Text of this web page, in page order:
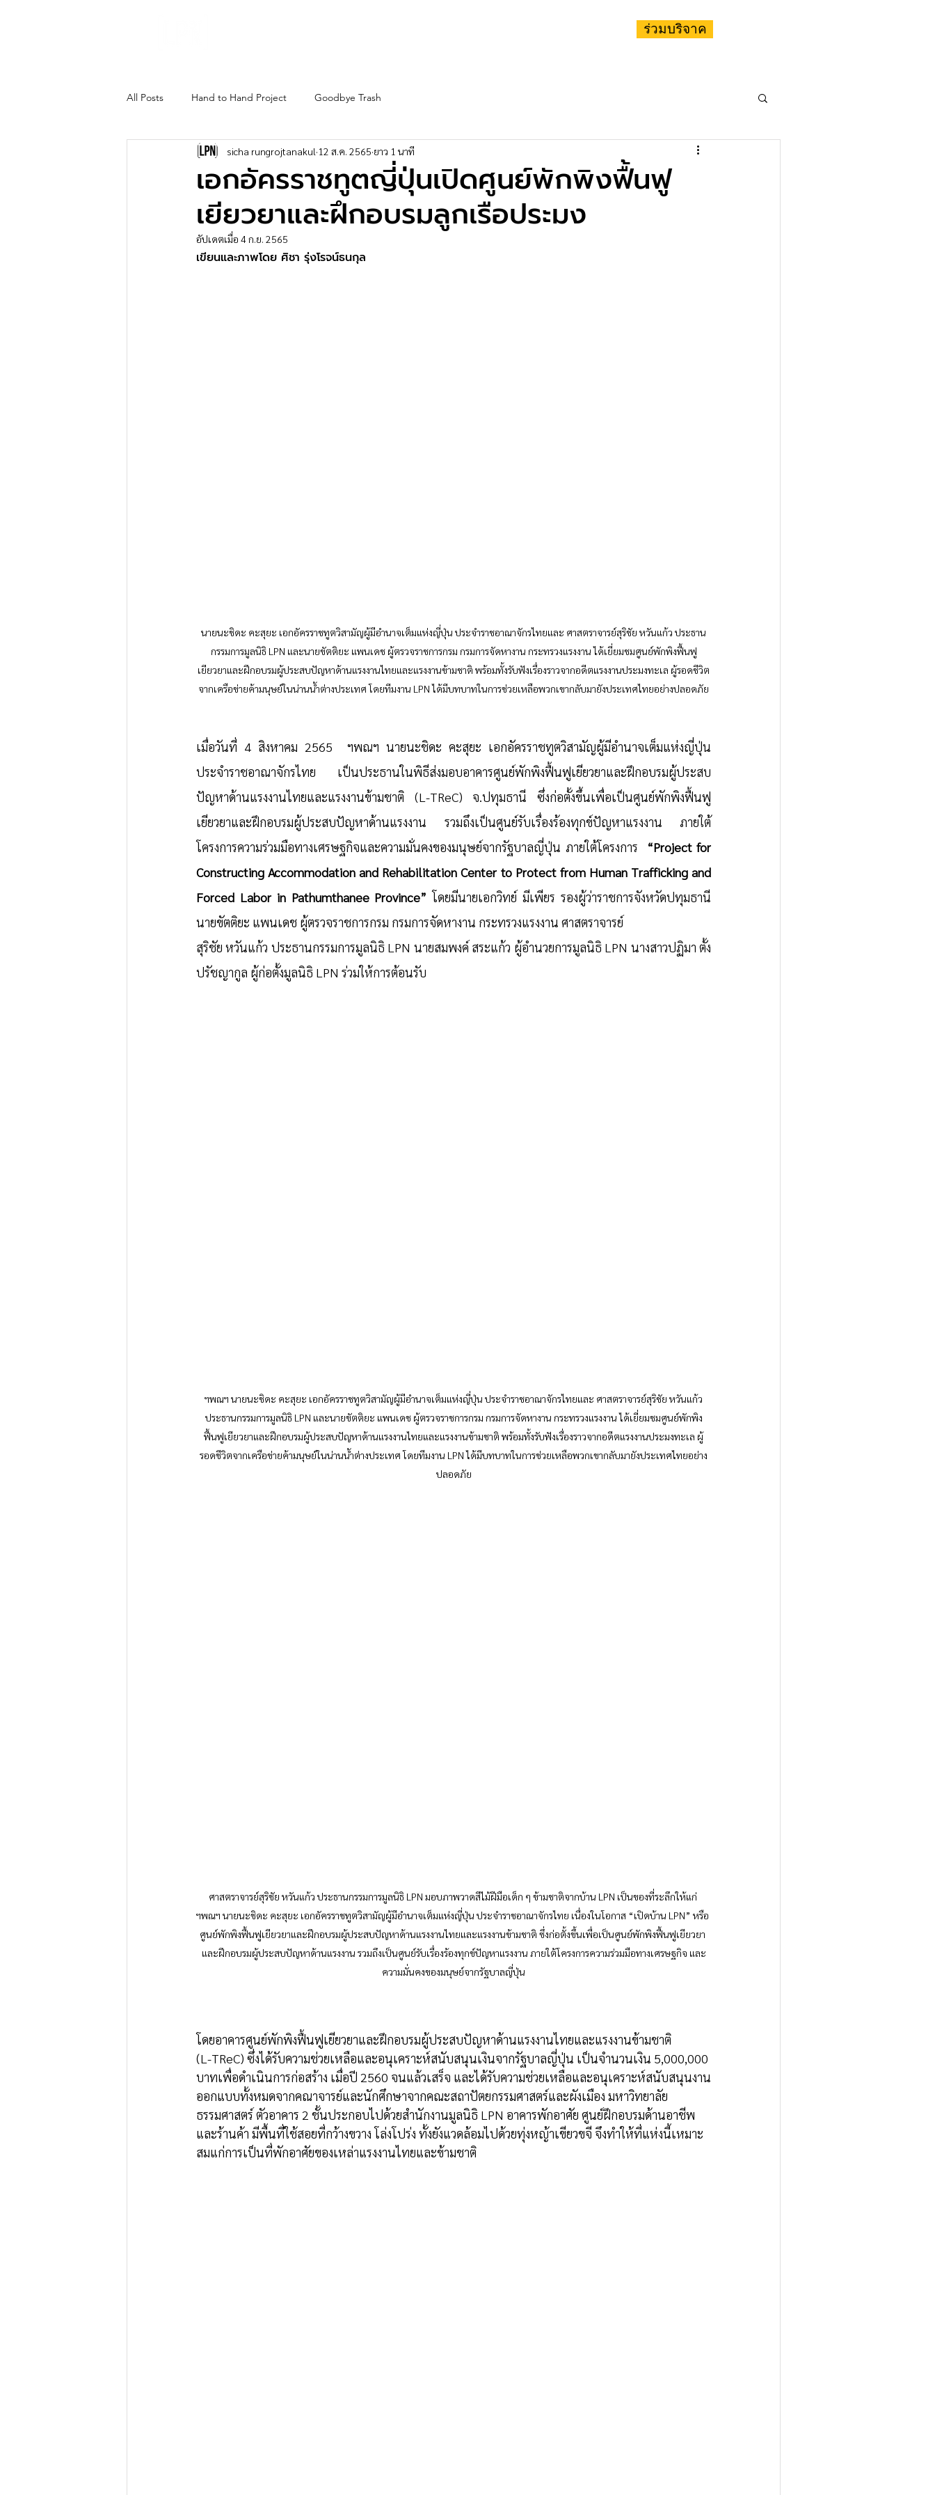
ร่วมบริจาค
All Posts Hand to Hand Project Goodbye Trash
เอกอัครราชทูตญี่ปุ่นเปิดศูนย์พักพิงฟื้นฟู
เยียวยาและฝึกอบรมลูกเรือประมง
sicha rungrojtanakul 12 ส.ค. 2565 ยาว 1 นาที
อัปเดตเมื่อ 4 ก.ย. 2565
เขียนและภาพโดย ศิชา รุ่งโรจน์ธนกุล
นายนะชิดะ คะสุยะ เอกอัครราชทูตวิสามัญผู้มีอำนาจเต็มแห่งญี่ปุ่น ประจำราชอาณาจักรไทยและ ศาสตราจารย์สุริชัย หวันแก้ว ประธาน
กรรมการมูลนิธิ LPN และนายขัตติยะ แพนเดช ผู้ตรวจราชการกรม กรมการจัดหางาน กระทรวงแรงงาน ได้เยี่ยมชมศูนย์พักพิงฟื้นฟู
เยียวยาและฝึกอบรมผู้ประสบปัญหาด้านแรงงานไทยและแรงงานข้ามชาติ พร้อมทั้งรับฟังเรื่องราวจากอดีตแรงงานประมงทะเล ผู้รอดชีวิต
จากเครือข่ายค้ามนุษย์ในน่านน้ำต่างประเทศ โดยทีมงาน LPN ได้มีบทบาทในการช่วยเหลือพวกเขากลับมายังประเทศไทยอย่างปลอดภัย
เมื่อวันที่ 4 สิงหาคม 2565  ฯพณฯ นายนะชิดะ คะสุยะ เอกอัครราชทูตวิสามัญผู้มีอำนาจเต็มแห่งญี่ปุ่น
ประจำราชอาณาจักรไทย เป็นประธานในพิธีส่งมอบอาคารศูนย์พักพิงฟื้นฟูเยียวยาและฝึกอบรมผู้ประสบ
ปัญหาด้านแรงงานไทยและแรงงานข้ามชาติ (L-TReC) จ.ปทุมธานี ซึ่งก่อตั้งขึ้นเพื่อเป็นศูนย์พักพิงฟื้นฟู
เยียวยาและฝึกอบรมผู้ประสบปัญหาด้านแรงงาน รวมถึงเป็นศูนย์รับเรื่องร้องทุกข์ปัญหาแรงงาน ภายใต้
โครงการความร่วมมือทางเศรษฐกิจและความมั่นคงของมนุษย์จากรัฐบาลญี่ปุ่น ภายใต้โครงการ
“Project for
Constructing Accommodation and Rehabilitation Center to Protect from Human Trafficking and
Forced Labor in Pathumthanee Province” โดยมีนายเอกวิทย์ มีเพียร รองผู้ว่าราชการจังหวัดปทุมธานี
นายขัตติยะ แพนเดช ผู้ตรวจราชการกรม กรมการจัดหางาน กระทรวงแรงงาน ศาสตราจารย์
สุริชัย หวันแก้ว ประธานกรรมการมูลนิธิ LPN นายสมพงค์ สระแก้ว ผู้อำนวยการมูลนิธิ LPN นางสาวปฏิมา ตั้ง
ปรัชญากูล ผู้ก่อตั้งมูลนิธิ LPN ร่วมให้การต้อนรับ
ประธานกรรมการมูลนิธิ LPN และนายขัตติยะ แพนเดช ผู้ตรวจราชการกรม กรมการจัดหางาน กระทรวงแรงงาน ได้เยี่ยมชมศูนย์พักพิง
ฟื้นฟูเยียวยาและฝึกอบรมผู้ประสบปัญหาด้านแรงงานไทยและแรงงานข้ามชาติ พร้อมทั้งรับฟังเรื่องราวจากอดีตแรงงานประมงทะเล ผู้
รอดชีวิตจากเครือข่ายค้ามนุษย์ในน่านน้ำต่างประเทศ โดยทีมงาน LPN ได้มีบทบาทในการช่วยเหลือพวกเขากลับมายังประเทศไทยอย่าง
ปลอดภัย
ศาสตราจารย์สุริชัย หวันแก้ว ประธานกรรมการมูลนิธิ LPN มอบภาพวาดสีไม้ฝีมือเด็ก ๆ ข้ามชาติจากบ้าน LPN เป็นของที่ระลึกให้แก่
ฯพณฯ นายนะชิดะ คะสุยะ เอกอัครราชทูตวิสามัญผู้มีอำนาจเต็มแห่งญี่ปุ่น ประจำราชอาณาจักรไทย เนื่องในโอกาส “เปิดบ้าน LPN” หรือ
ศูนย์พักพิงฟื้นฟูเยียวยาและฝึกอบรมผู้ประสบปัญหาด้านแรงงานไทยและแรงงานข้ามชาติ ซึ่งก่อตั้งขึ้นเพื่อเป็นศูนย์พักพิงฟื้นฟูเยียวยา
และฝึกอบรมผู้ประสบปัญหาด้านแรงงาน รวมถึงเป็นศูนย์รับเรื่องร้องทุกข์ปัญหาแรงงาน ภายใต้โครงการความร่วมมือทางเศรษฐกิจ และ
ความมั่นคงของมนุษย์จากรัฐบาลญี่ปุ่น
โดยอาคารศูนย์พักพิงฟื้นฟูเยียวยาและฝึกอบรมผู้ประสบปัญหาด้านแรงงานไทยและแรงงานข้ามชาติ
(L-TReC) ซึ่งได้รับความช่วยเหลือและอนุเคราะห์สนับสนุนเงินจากรัฐบาลญี่ปุ่น เป็นจำนวนเงิน 5,000,000
บาทเพื่อดำเนินการก่อสร้าง เมื่อปี 2560 จนแล้วเสร็จ และได้รับความช่วยเหลือและอนุเคราะห์สนับสนุนงาน
ออกแบบทั้งหมดจากคณาจารย์และนักศึกษาจากคณะสถาปัตยกรรมศาสตร์และผังเมือง มหาวิทยาลัย
ธรรมศาสตร์ ตัวอาคาร 2 ชั้นประกอบไปด้วยสำนักงานมูลนิธิ LPN อาคารพักอาศัย ศูนย์ฝึกอบรมด้านอาชีพ
และร้านค้า มีพื้นที่ใช้สอยที่กว้างขวาง โล่งโปร่ง ทั้งยังแวดล้อมไปด้วยทุ่งหญ้าเขียวขจี จึงทำให้ที่แห่งนี้เหมาะ
สมแก่การเป็นที่พักอาศัยของเหล่าแรงงานไทยและข้ามชาติ